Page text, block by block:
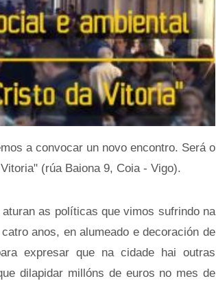
a convocar un novo encontro. Será o
(rúa Baiona 9, Coia - Vigo).
as políticas que vimos sufrindo na
anos, en alumeado e decoración de
expresar que na cidade hai outras
dilapidar millóns de euros no mes de